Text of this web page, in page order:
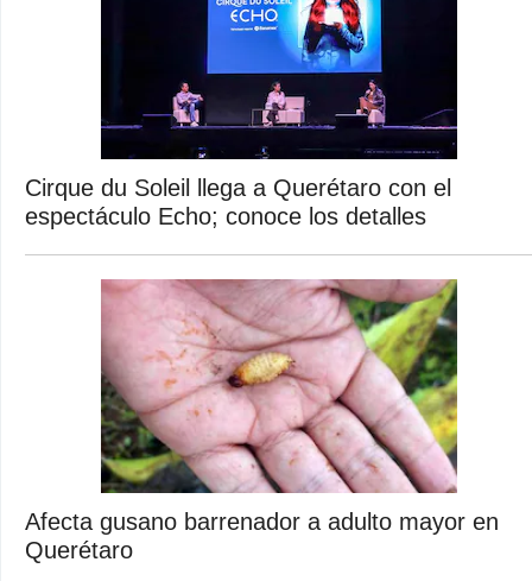
Cirque du Soleil llega a Querétaro con el
espectáculo Echo; conoce los detalles
Afecta gusano barrenador a adulto mayor en
Querétaro